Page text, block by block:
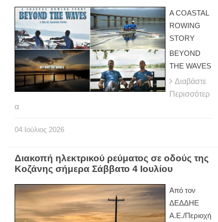
A COASTAL
ROWING
STORY
BEYOND
THE WAVES
Διαβάστε
Περισσότερ
α
04 Ιούλιος 2026
Διακοπή ηλεκτρικού ρεύματος σε οδούς της
Κοζάνης σήμερα Σάββατο 4 Ιουλίου
Από τον
ΔΕΔΔΗΕ
Α.Ε./Περιοχή